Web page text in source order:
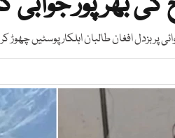
پر بزدل افغان طالبان اہلکار پوسٹیں